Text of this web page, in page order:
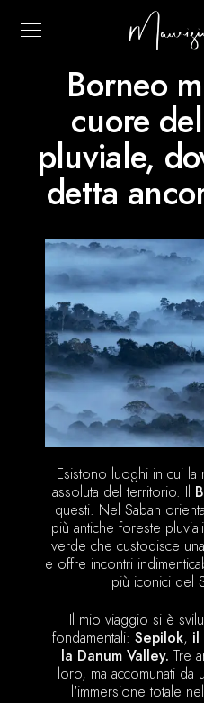
Borneo
cuore
pluviale,
detta
Esistono luoghi in cui la
assoluta del territorio. Il
questi. Nel Sabah
più antiche foreste
verde che custodisce
e offre incontri
più iconici del
Il mio viaggio si è
fondamentali: Sepilok, il
la Danum Valley. Tre
loro, ma accomunati
l'immersione totale